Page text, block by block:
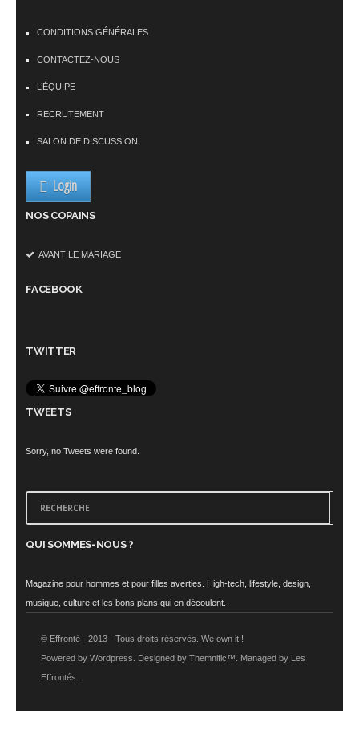
CONDITIONS GÉNÉRALES
CONTACTEZ-NOUS
L’ÉQUIPE
RECRUTEMENT
SALON DE DISCUSSION
Login
NOS COPAINS
AVANT LE MARIAGE
FACEBOOK
TWITTER
TWEETS
Sorry, no Tweets were found.
QUI SOMMES-NOUS ?
Magazine pour hommes et pour filles averties. High-tech, lifestyle, design,
musique, culture et les bons plans qui en découlent.
© Effronté - 2013 - Tous droits réservés. We own it !
Powered by Wordpress. Designed by Themnific™. Managed by Les
Effrontés.